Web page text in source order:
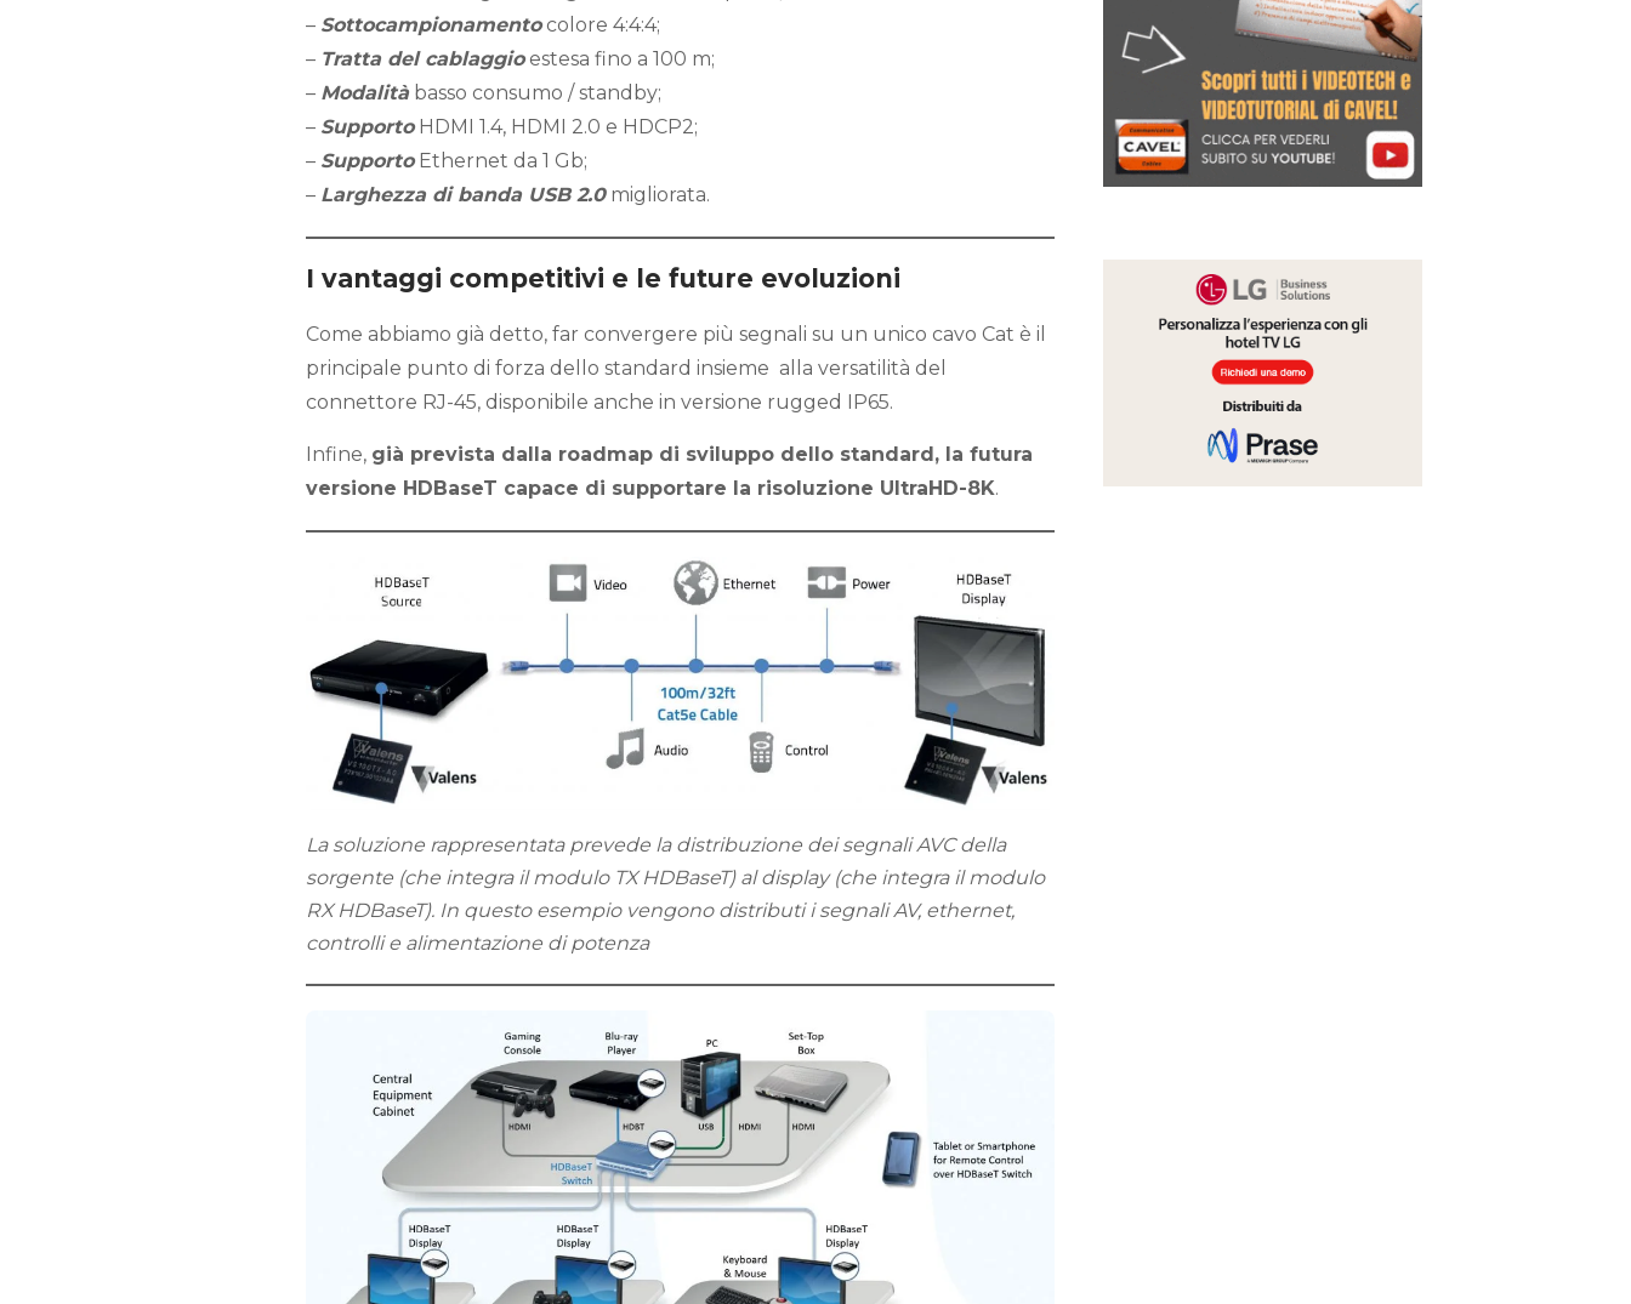
– Sottocampionamentocolore 4:4:4;
– Tratta del cablaggioestesa fino a 100 m;
– Modalità basso consumo / standby;
– SupportoHDMI 1.4, HDMI 2.0 e HDCP2;
– SupportoEthernet da 1 Gb;
– Larghezza di banda USB 2.0migliorata.
I vantaggi competitivi e le future evoluzioni
Come abbiamo già detto, far convergere più segnali su un unico cavo Cat è il
principale punto di forza dello standard insieme alla versatilità del
connettore RJ-45, disponibile anche in versione rugged IP65.
Infine, già prevista dalla roadmap di sviluppo dello standard, la futura
versione HDBaseT capace di supportare la risoluzione UltraHD-8K.
La soluzione rappresentata prevede la distribuzione dei segnali AVC della
sorgente (che integra il modulo TX HDBaseT) al display (che integra il modulo
RX HDBaseT). In questo esempio vengono distributi i segnali AV, ethernet,
controlli e alimentazione di potenza